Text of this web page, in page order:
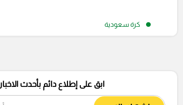
كرة سعودية
ابق على إطلاع دائم بأحدث الاخبار